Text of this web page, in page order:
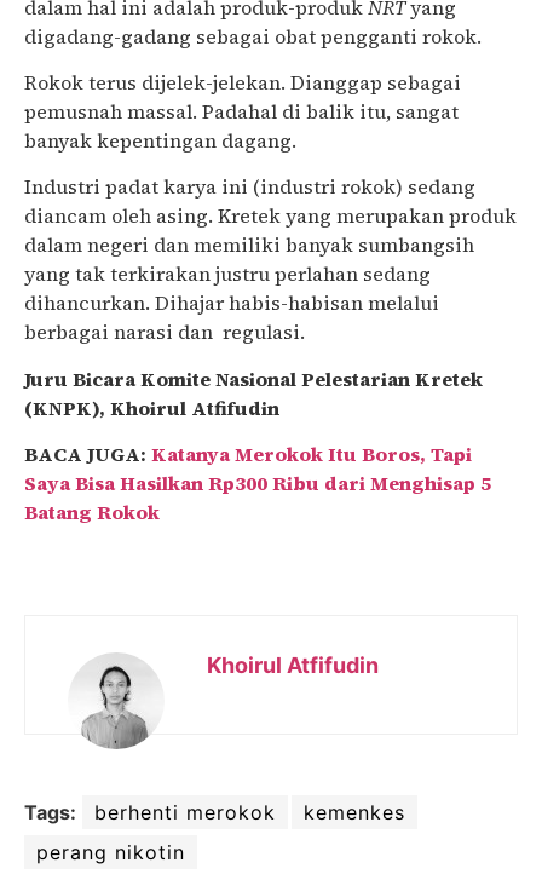
dalam hal ini adalah produk-produkNRTyang
digadang-gadang sebagai obat pengganti rokok.
Rokok terus dijelek-jelekan. Dianggap sebagai
pemusnah massal. Padahal di balik itu, sangat
banyak kepentingan dagang.
Industri padat karya ini (industri rokok) sedang
diancam oleh asing. Kretek yang merupakan produk
dalam negeri dan memiliki banyak sumbangsih
yang tak terkirakan justru perlahan sedang
dihancurkan. Dihajar habis-habisan melalui
berbagai narasi dan regulasi.
Juru Bicara Komite Nasional Pelestarian Kretek
(KNPK), Khoirul Atfifudin
BACA JUGA: Katanya Merokok Itu Boros, Tapi
Saya Bisa Hasilkan Rp300 Ribu dari Menghisap 5
Batang Rokok
Khoirul Atfifudin
Tags: berhenti merokok
kemenkes
perang nikotin